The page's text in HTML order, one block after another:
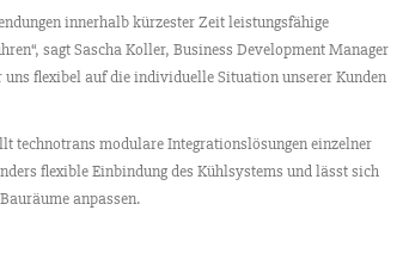
innerhalb kürzester Zeit leistungsfähige
sagt Sascha Koller, Business Development Manager
flexibel auf die individuelle Situation unserer Kunden
technotrans modulare Integrationslösungen einzelner
flexible Einbindung des Kühlsystems und lässt sich
anpassen.